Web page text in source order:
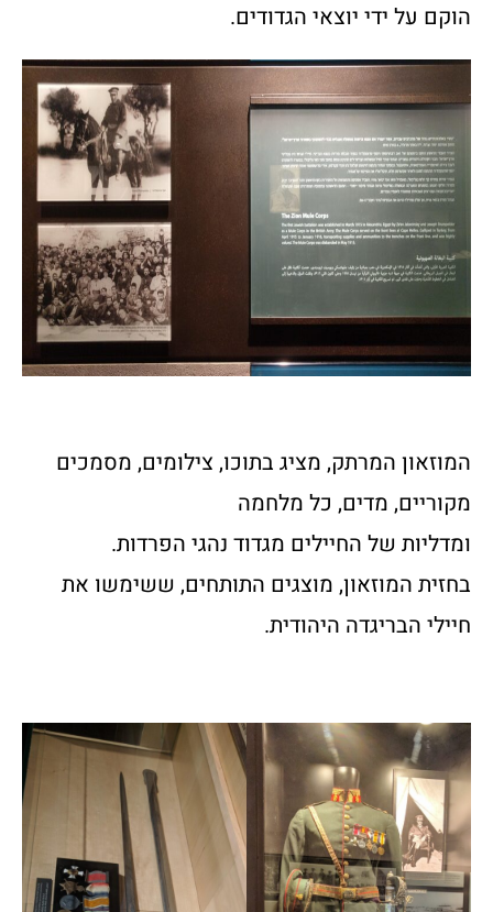
הוקם על ידי יוצאי הגדודים.
המוזאון המרתק, מציג בתוכו, צילומים, מסמכים
מקוריים, מדים, כל מלחמה
ומדליות של החיילים מגדוד נהגי הפרדות.
בחזית המוזאון, מוצגים התותחים, ששימשו את
חיילי הבריגדה היהודית.